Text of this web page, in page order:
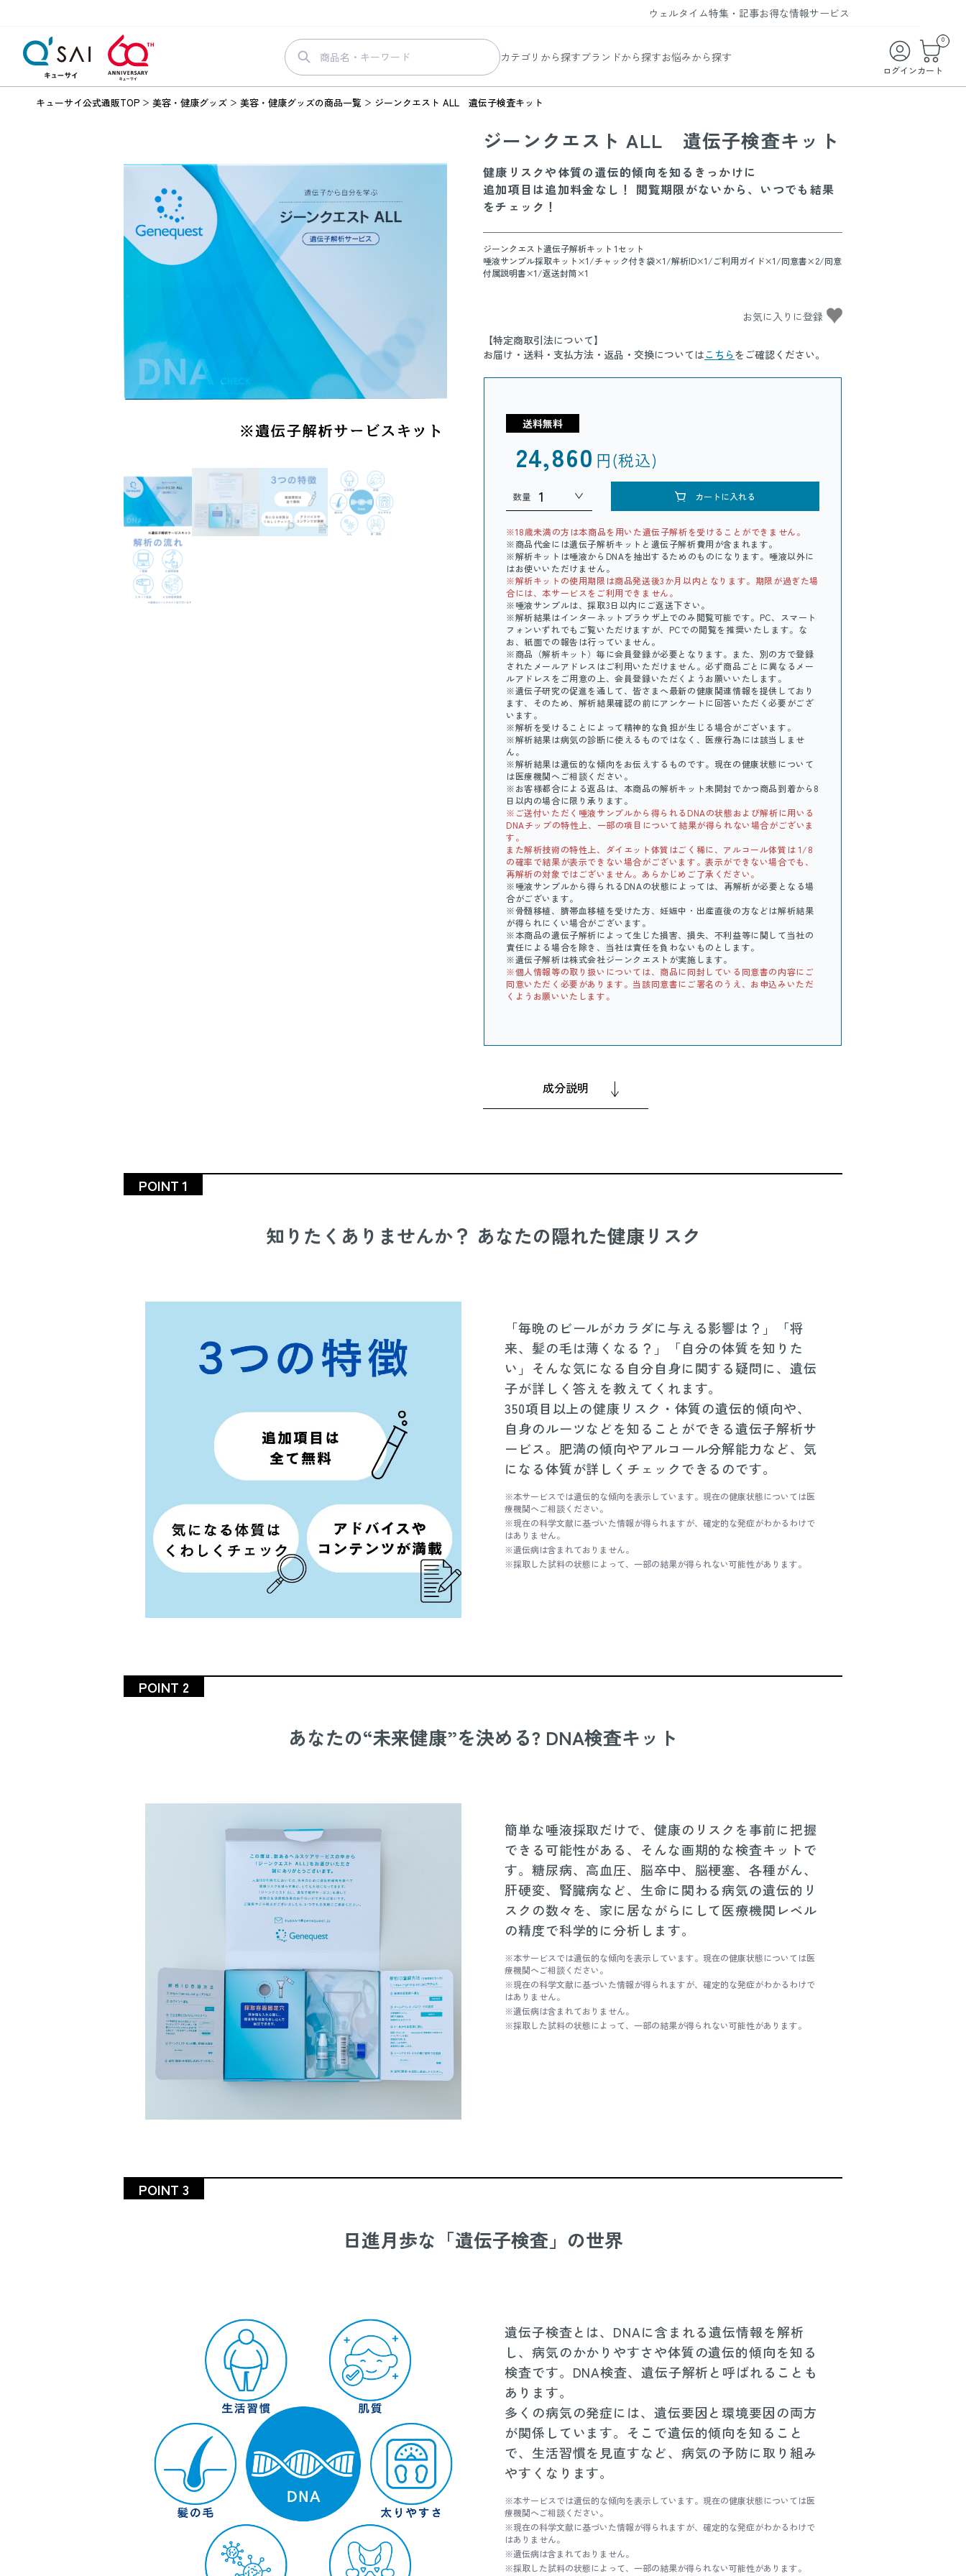
ログイン
0
カート
ウェルタイム
ビューティータイム
ヘルスケアタイム
ライフスタイルタイム
特集・記事
WELMAG
お得な情報
WEB限定/期間限定キャンペーン
まとめ買い商品
サービス
メンバーシッププログラム
LINEお友達登録
お問い合わせ
ご利用ガイド
カテゴリから探す
メイク
ボディ&ヘアケア
美容・健康グッズ
暮らしの雑貨
ブランドから探す
コラリッチ オードトワレ
ひざサポートコラーゲン
お悩みから探す
キューサイ公式通販TOP 美容・健康グッズ 美容・健康グッズの商品一覧 ジーンクエスト ALL 遺伝子検査キット
ジーンクエスト ALL 遺伝子検査キット
健康リスクや体質の遺伝的傾向を知るきっかけに
追加項目は追加料金なし！ 閲覧期限がないから、いつでも結果
をチェック！
ジーンクエスト遺伝子解析キット 1セット
唾液サンプル採取キット×1/チャック付き袋×1/解析ID×1/ご利用ガイド×1/同意書×2/同意
付属説明書×1/返送封筒×1
【特定商取引法について】
お届け・送料・支払方法・返品・交換についてはこちらをご確認ください。
送料無料
24,860 円(税込)
数量 カートに入れる
※18歳未満の方は本商品を用いた遺伝子解析を受けることができません。
※商品代金には遺伝子解析キットと遺伝子解析費用が含まれます。
※解析キットは唾液からDNAを抽出するためのものになります。唾液以外に
はお使いいただけません。
※解析キットの使用期限は商品発送後3か月以内となります。期限が過ぎた場
合には、本サービスをご利用できません。
※唾液サンプルは、採取3日以内にご返送下さい。
※解析結果はインターネットブラウザ上でのみ閲覧可能です。PC、スマート
フォンいずれでもご覧いただけますが、PCでの閲覧を推奨いたします。な
お、紙面での報告は行っていません。
※商品（解析キット）毎に会員登録が必要となります。また、別の方で登録
されたメールアドレスはご利用いただけません。必ず商品ごとに異なるメー
ルアドレスをご用意の上、会員登録いただくようお願いいたします。
※遺伝子研究の促進を通して、皆さまへ最新の健康関連情報を提供しており
ます、そのため、解析結果確認の前にアンケートに回答いただく必要がござ
います。
※解析を受けることによって精神的な負担が生じる場合がございます。
※解析結果は病気の診断に使えるものではなく、医療行為には該当しませ
ん。
※解析結果は遺伝的な傾向をお伝えするものです。現在の健康状態について
は医療機関へご相談ください。
※お客様都合による返品は、本商品の解析キット未開封でかつ商品到着から8
日以内の場合に限り承ります。
※ご送付いただく唾液サンプルから得られるDNAの状態および解析に用いる
DNAチップの特性上、一部の項目について結果が得られない場合がございま
す。
また解析技術の特性上、ダイエット体質はごく稀に、アルコール体質は 1/8
の確率で結果が表示できない場合がございます。表示ができない場合でも、
再解析の対象ではございません。あらかじめご了承ください。
※唾液サンプルから得られるDNAの状態によっては、再解析が必要となる場
合がございます。
※骨髄移植、臍帯血移植を受けた方、妊娠中・出産直後の方などは解析結果
が得られにくい場合がございます。
※本商品の遺伝子解析によって生じた損害、損失、不利益等に関して当社の
責任による場合を除き、当社は責任を負わないものとします。
※遺伝子解析は株式会社ジーンクエストが実施します。
※個人情報等の取り扱いについては、商品に同封している同意書の内容にご
同意いただく必要があります。当該同意書にご署名のうえ、お申込みいただ
くようお願いいたします。
成分説明
POINT 1
知りたくありませんか？ あなたの隠れた健康リスク
「毎晩のビールがカラダに与える影響は？」「将
来、髪の毛は薄くなる？」「自分の体質を知りた
い」そんな気になる自分自身に関する疑問に、遺伝
子が詳しく答えを教えてくれます。
350項目以上の健康リスク・体質の遺伝的傾向や、
自身のルーツなどを知ることができる遺伝子解析サ
ービス。肥満の傾向やアルコール分解能力など、気
になる体質が詳しくチェックできるのです。
※本サービスでは遺伝的な傾向を表示しています。現在の健康状態については医
療機関へご相談ください。
※現在の科学文献に基づいた情報が得られますが、確定的な発症がわかるわけで
はありません。
※遺伝病は含まれておりません。
※採取した試料の状態によって、一部の結果が得られない可能性があります。
POINT 2
あなたの“未来健康”を決める? DNA検査キット
簡単な唾液採取だけで、健康のリスクを事前に把握
できる可能性がある、そんな画期的な検査キットで
す。糖尿病、高血圧、脳卒中、脳梗塞、各種がん、
肝硬変、腎臓病など、生命に関わる病気の遺伝的リ
スクの数々を、家に居ながらにして医療機関レベル
の精度で科学的に分析します。
※本サービスでは遺伝的な傾向を表示しています。現在の健康状態については医
療機関へご相談ください。
※現在の科学文献に基づいた情報が得られますが、確定的な発症がわかるわけで
はありません。
※遺伝病は含まれておりません。
※採取した試料の状態によって、一部の結果が得られない可能性があります。
POINT 3
日進月歩な「遺伝子検査」の世界
遺伝子検査とは、DNAに含まれる遺伝情報を解析
し、病気のかかりやすさや体質の遺伝的傾向を知る
検査です。DNA検査、遺伝子解析と呼ばれることも
あります。
多くの病気の発症には、遺伝要因と環境要因の両方
が関係しています。そこで遺伝的傾向を知ること
で、生活習慣を見直すなど、病気の予防に取り組み
やすくなります。
※本サービスでは遺伝的な傾向を表示しています。現在の健康状態については医
療機関へご相談ください。
※現在の科学文献に基づいた情報が得られますが、確定的な発症がわかるわけで
はありません。
※遺伝病は含まれておりません。
※採取した試料の状態によって、一部の結果が得られない可能性があります。